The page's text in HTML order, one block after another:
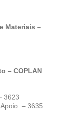
Materiais –
– COPLAN
3623
– 3635